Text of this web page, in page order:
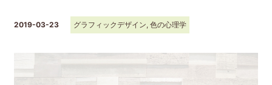
2019-03-23 グラフィックデザイン, 色の心理学